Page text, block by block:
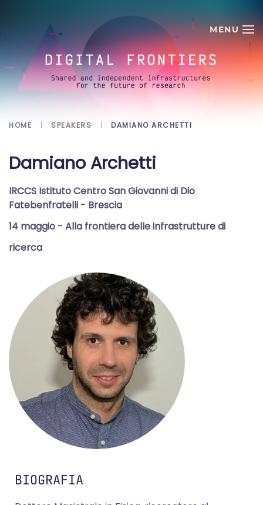
Skip to main content
HOME SPEAKERS DAMIANO ARCHETTI
Damiano Archetti
IRCCS Istituto Centro San Giovanni di Dio
Fatebenfratelli - Brescia
14 maggio - Alla frontiera delle infrastrutture di
ricerca
BIOGRAFIA